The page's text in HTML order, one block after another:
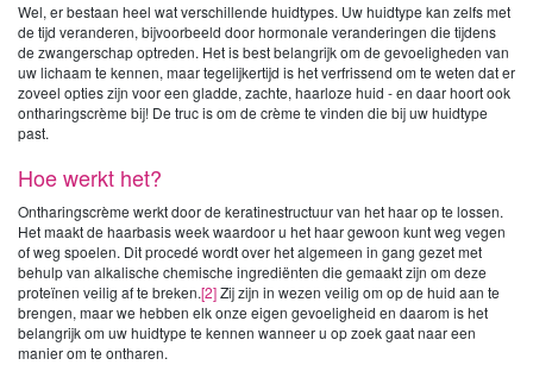
Wel, er bestaan heel wat verschillende huidtypes. Uw huidtype kan zelfs met
de tijd veranderen, bijvoorbeeld door hormonale veranderingen die tijdens
de zwangerschap optreden. Het is best belangrijk om de gevoeligheden van
uw lichaam te kennen, maar tegelijkertijd is het verfrissend om te weten dat er
zoveel opties zijn voor een gladde, zachte, haarloze huid - en daar hoort ook
ontharingscrème bij! De truc is om de crème te vinden die bij uw huidtype
past.
Hoe werkt het?
Ontharingscrème werkt door de keratinestructuur van het haar op te lossen.
Het maakt de haarbasis week waardoor u het haar gewoon kunt weg vegen
of weg spoelen. Dit procedé wordt over het algemeen in gang gezet met
behulp van alkalische chemische ingrediënten die gemaakt zijn om deze
proteïnen veilig af te breken.[2]Zij zijn in wezen veilig om op de huid aan te
brengen, maar we hebben elk onze eigen gevoeligheid en daarom is het
belangrijk om uw huidtype te kennen wanneer u op zoek gaat naar een
manier om te ontharen.